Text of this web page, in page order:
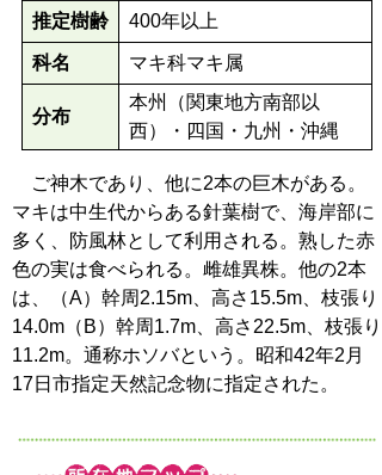
推定樹齢 400年以上
科名 マキ科マキ属
分布
本州（関東地方南部以
西）・四国・九州・沖縄
ご神木であり、他に2本の巨木がある。
マキは中生代からある針葉樹で、海岸部に
多く、防風林として利用される。熟した赤
色の実は食べられる。雌雄異株。他の2本
は、（A）幹周2.15m、高さ15.5m、枝張り
14.0m（B）幹周1.7m、高さ22.5m、枝張り
11.2m。通称ホソバという。昭和42年2月
17日市指定天然記念物に指定された。